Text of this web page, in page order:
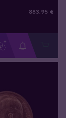
883,95 €